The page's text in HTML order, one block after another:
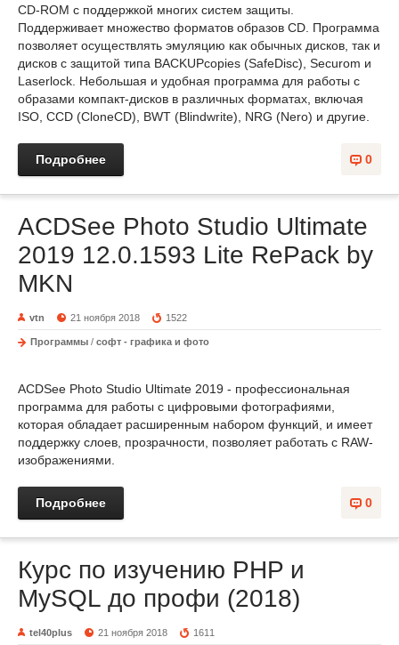
СD-ROM с поддержкой многих систем защиты.
Поддерживает множество форматов образов CD. Программа
позволяет осуществлять эмуляцию как обычных дисков, так и
дисков с защитой типа BACKUPcopies (SafeDisc), Securom и
Laserlock. Небольшая и удобная программа для работы с
образами компакт-дисков в различных форматах, включая
ISO, CCD (CloneCD), BWT (Blindwrite), NRG (Nero) и другие.
0
Подробнее
ACDSee Photo Studio Ultimate
2019 12.0.1593 Lite RePack by
MKN
vtn 21 ноября 2018 1522
Программы / софт - графика и фото
ACDSee Photo Studio Ultimate 2019 - профессиональная
программа для работы с цифровыми фотографиями,
которая обладает расширенным набором функций, и имеет
поддержку слоев, прозрачности, позволяет работать с RAW-
изображениями.
0
Подробнее
Курс по изучению PHP и
MySQL до профи (2018)
tel40plus 21 ноября 2018 1611